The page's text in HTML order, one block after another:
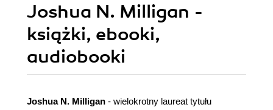
Joshua N. Milligan -
książki, ebooki,
audiobooki
Joshua N. Milligan - wielokrotny laureat tytułu